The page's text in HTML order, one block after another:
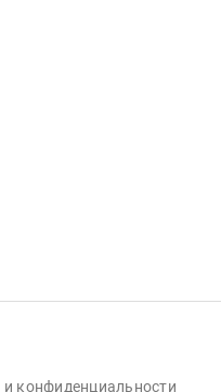
и конфиденциальности